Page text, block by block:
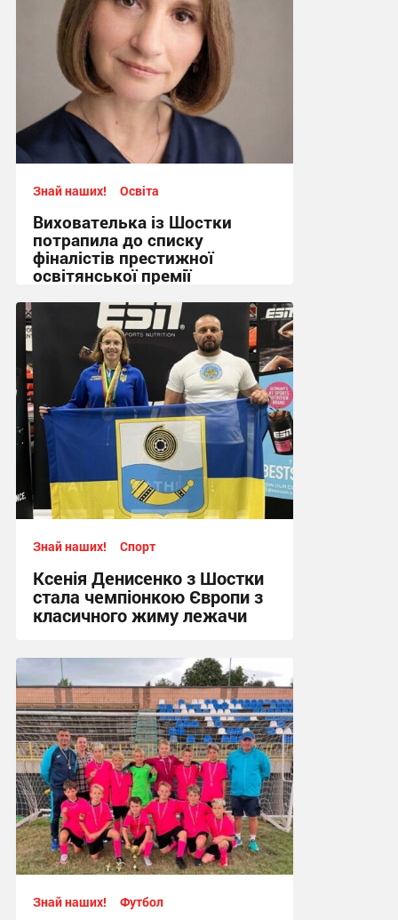
Знай наших! Освіта
Вихователька із Шостки
потрапила до списку
фіналістів престижної
освітянської премії
14:12 вчора
Знай наших! Спорт
Ксенія Денисенко з Шостки
стала чемпіонкою Європи з
класичного жиму лежачи
17:09, 4.08.2026
Знай наших! Футбол